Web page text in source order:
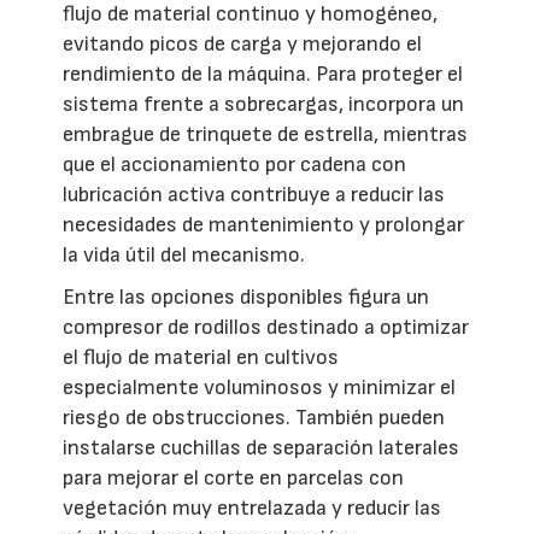
flujo de material continuo y homogéneo,
evitando picos de carga y mejorando el
rendimiento de la máquina. Para proteger el
sistema frente a sobrecargas, incorpora un
embrague de trinquete de estrella, mientras
que el accionamiento por cadena con
lubricación activa contribuye a reducir las
necesidades de mantenimiento y prolongar
la vida útil del mecanismo.
Entre las opciones disponibles figura un
compresor de rodillos destinado a optimizar
el flujo de material en cultivos
especialmente voluminosos y minimizar el
riesgo de obstrucciones. También pueden
instalarse cuchillas de separación laterales
para mejorar el corte en parcelas con
vegetación muy entrelazada y reducir las